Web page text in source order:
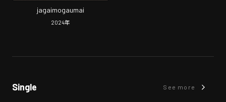
jagaimogaumai
2024年
Single See more